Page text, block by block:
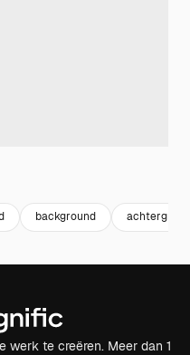
background achtergrond
werk te creëren. Meer dan 1